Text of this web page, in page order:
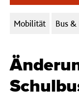
Kategorien:
Mobilität
Bus &